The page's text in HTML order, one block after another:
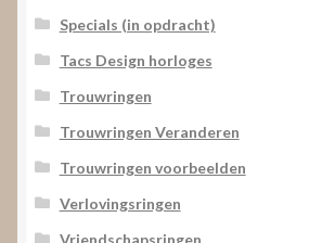
Specials (in opdracht)
Tacs Design horloges
Trouwringen
Trouwringen Veranderen
Trouwringen voorbeelden
Verlovingsringen